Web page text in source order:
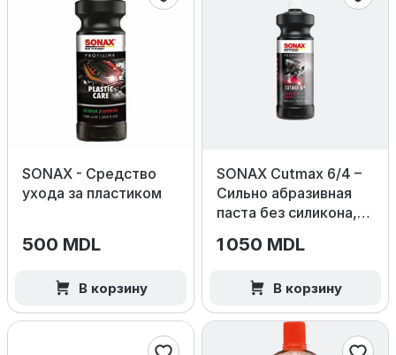
SONAX - Средство
ухода за пластиком
500 MDL
В корзину
SONAX Cutmax 6/4 –
Сильно абразивная
паста без силикона,
1 050 MDL
В корзину